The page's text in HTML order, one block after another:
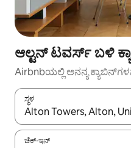
ಆಲ್ಟನ್ ಟವರ್ಸ್ ಬಳಿ
Airbnbಯಲ್ಲಿ ಅನನ್ಯ
ಸ್ಥಳ
ಫಲಿತಾಂಶಗಳು ಲಭ್ಯವಿರುವಾಗ,
ಚೆಕ್-ಇನ್